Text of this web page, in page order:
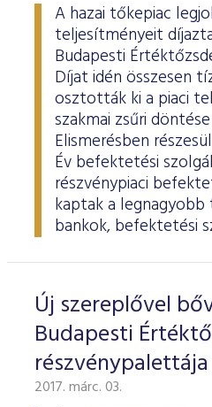
A hazai tőkepiac
teljesítményeit
Budapesti
Díjat idén összesen
osztották ki a piaci
szakmai zsűri
Elismerésben
Év befektetési
részvénypiaci
kaptak a
bankok, befektetési
Új szereplővel
Budapesti
részvénypalettája
2017. márc. 03.